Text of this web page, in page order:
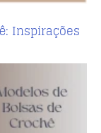
Inspirações